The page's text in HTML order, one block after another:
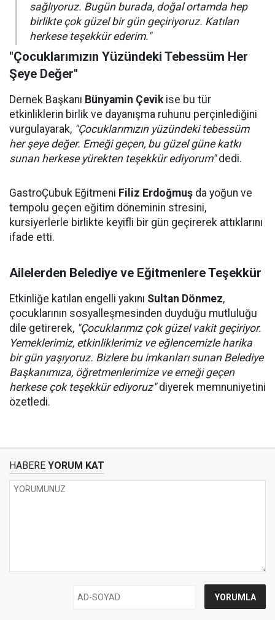
sağlıyoruz. Bugün burada, doğal ortamda hep
birlikte çok güzel bir gün geçiriyoruz. Katılan
herkese teşekkür ederim."
"Çocuklarımızın Yüzündeki Tebessüm Her
Şeye Değer"
Dernek Başkanı Bünyamin Çevikise bu tür
etkinliklerin birlik ve dayanışma ruhunu perçinlediğini
vurgulayarak, "Çocuklarımızın yüzündeki tebessüm
her şeye değer. Emeği geçen, bu güzel güne katkı
sunan herkese yürekten teşekkür ediyorum"dedi.
GastroÇubuk Eğitmeni Filiz Erdoğmuş da yoğun ve
tempolu geçen eğitim döneminin stresini,
kursiyerlerle birlikte keyifli bir gün geçirerek attıklarını
ifade etti.
Ailelerden Belediye ve Eğitmenlere Teşekkür
Etkinliğe katılan engelli yakını Sultan Dönmez,
çocuklarının sosyalleşmesinden duyduğu mutluluğu
dile getirerek, "Çocuklarımız çok güzel vakit geçiriyor.
Yemeklerimiz, etkinliklerimiz ve eğlencemizle harika
bir gün yaşıyoruz. Bizlere bu imkanları sunan Belediye
Başkanımıza, öğretmenlerimize ve emeği geçen
herkese çok teşekkür ediyoruz"diyerek memnuniyetini
özetledi.
HABERE YORUM KAT